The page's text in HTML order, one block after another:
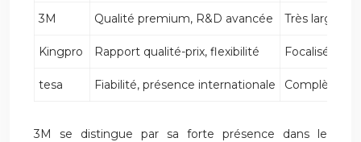
3M Qualité premium, R&D avancée Très large,
Kingpro Rapport qualité-prix, flexibilité Focalisée
tesa Fiabilité, présence internationale Complète,
3M se distingue par sa forte présence dans le